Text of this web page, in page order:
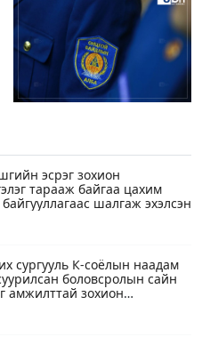
эсрэг зохион
тарааж байгаа цахим
шалгаж эхэлсэн
сургууль К-соёлын наадам
боловсролын сайн
амжилттай зохион